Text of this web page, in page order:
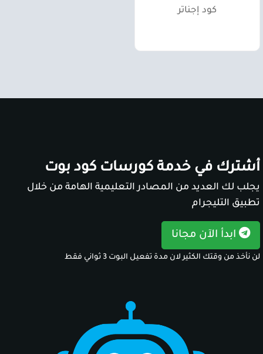
كود إجناتر
أشترك في خدمة كورسات كود بوت
يجلب لك العديد من المصادر التعليمية الهامة من خلال
تطبيق التليجرام
ابدأ الآن مجانا
لن نأخذ من وقتك الكثير لان مدة تفعيل البوت 3 ثواني فقط